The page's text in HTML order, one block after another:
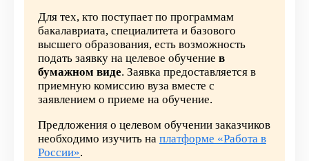
Для тех, кто поступает по программам
бакалавриата, специалитета и базового
высшего образования, есть возможность
подать заявку на целевое обучение в
бумажном виде. Заявка предоставляется в
приемную комиссию вуза вместе с
заявлением о приеме на обучение.
Предложения о целевом обучении заказчиков
необходимо изучить на платформе «Работа в
России».